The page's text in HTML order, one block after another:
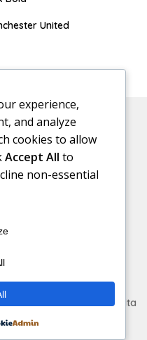
United
| Antar Sport | Berita
Prediksi Bola
experience,
and analyze
cookies to allow
Accept All to
non-essential